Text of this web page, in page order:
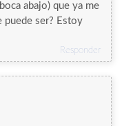
abajo) que ya me
puede ser? Estoy
Responder